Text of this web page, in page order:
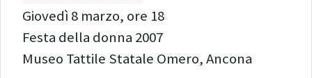
Giovedì 8 marzo, ore 18
Festa della donna 2007
Museo Tattile Statale Omero, Ancona